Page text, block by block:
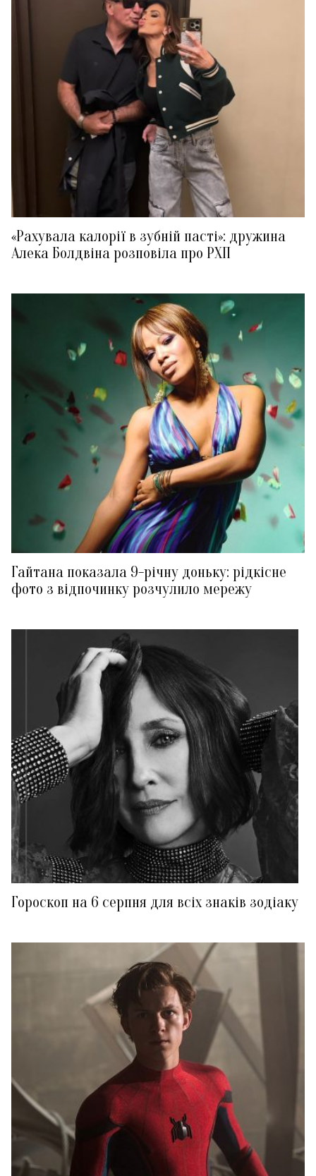
«Рахувала калорії в зубній пасті»: дружина
Алека Болдвіна розповіла про РХП
Гайтана показала 9-річну доньку: рідкісне
фото з відпочинку розчулило мережу
Гороскоп на 6 серпня для всіх знаків зодіаку